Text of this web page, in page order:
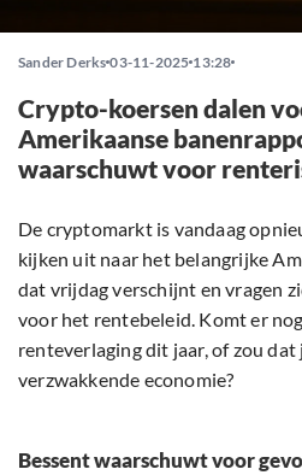
Sander Derks 03-11-2025 13:28
Crypto-koersen dalen
Amerikaanse
waarschuwt voor
De cryptomarkt is vandaag
kijken uit naar het belangrijke
dat vrijdag verschijnt en vragen
voor het rentebeleid. Komt er
renteverlaging dit jaar, of zou
verzwakkende economie?
Bessent waarschuwt voor